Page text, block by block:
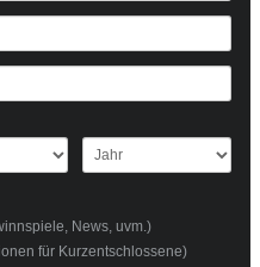
News, uvm.)
für Kurzentschlossene)